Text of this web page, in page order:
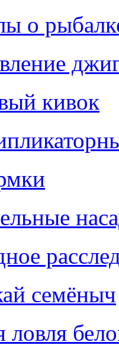
о
кивок
семёныч
ловля